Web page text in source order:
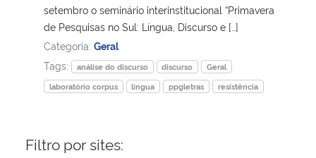
Secretaria-Geral
Secretaria de Governo
setembro o seminário interinstitucional “Primavera
de Pesquisas no Sul: Língua, Discurso e […]
Categoria: Geral
Tags:
análise do discurso discurso
Geral
laboratório corpus
língua ppgletras resistência
Filtro por sites: